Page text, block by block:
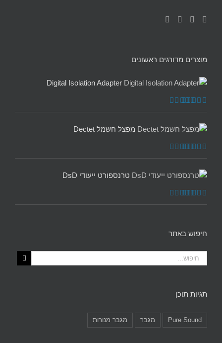
מוצרים מדורגים ראשונים
Digital Isolation Adapter
דורג5.00
מפצל חשמל Dectet
דורג5.00
טרנספורט ייעודי DsD
דורג5.00
חיפוש באתר
תגיות תוכן
Pure Sound מגבר מגבר מנורות